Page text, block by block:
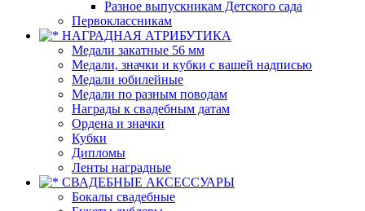
Разное выпускникам Детского сада
Первоклассникам
НАГРАДНАЯ АТРИБУТИКА
Медали закатные 56 мм
Медали, значки и кубки с вашей надписью
Медали юбилейные
Медали по разным поводам
Награды к свадебным датам
Ордена и значки
Кубки
Дипломы
Ленты наградные
СВАДЕБНЫЕ АКСЕССУАРЫ
Бокалы свадебные